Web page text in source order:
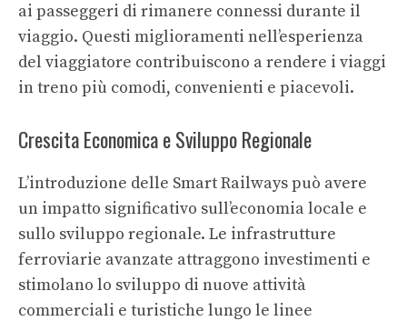
ai passeggeri di rimanere connessi durante il
viaggio. Questi miglioramenti nell’esperienza
del viaggiatore contribuiscono a rendere i viaggi
in treno più comodi, convenienti e piacevoli.
Crescita Economica e Sviluppo Regionale
L’introduzione delle Smart Railways può avere
un impatto significativo sull’economia locale e
sullo sviluppo regionale. Le infrastrutture
ferroviarie avanzate attraggono investimenti e
stimolano lo sviluppo di nuove attività
commerciali e turistiche lungo le linee